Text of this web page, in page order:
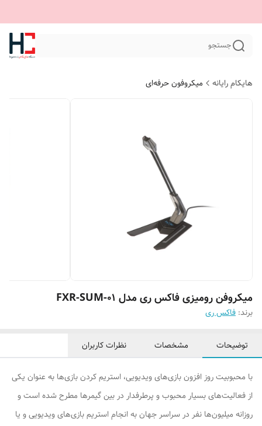
جستجو
هایکام رایانه میکروفون حرفه‌ای
میکروفن رومیزی فاکس ری مدل FXR-SUM-01
برند: فاکس ری
توضیحات مشخصات نظرات کاربران
با محبوبیت روز افزون بازی‌های ویدیویی، استریم کردن بازی‌ها به عنوان یکی
از فعالیت‌‌های بسیار محبوب و پرطرفدار در بین گیمرها مطرح شده است و
روزانه میلیون‌ها نفر در سراسر جهان به انجام استریم بازی‌های ویدیویی و یا